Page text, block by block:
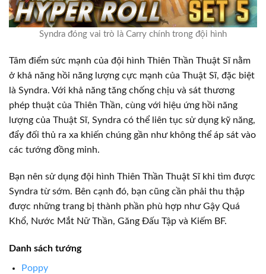
Syndra đóng vai trò là Carry chính trong đội hình
Tâm điểm sức mạnh của đội hình Thiên Thần Thuật Sĩ nằm
ở khả năng hồi năng lượng cực mạnh của Thuật Sĩ, đặc biệt
là Syndra. Với khả năng tăng chống chịu và sát thương
phép thuật của Thiên Thần, cùng với hiệu ứng hồi năng
lượng của Thuật Sĩ, Syndra có thể liên tục sử dụng kỹ năng,
đẩy đối thủ ra xa khiến chúng gần như không thể áp sát vào
các tướng đồng minh.
Bạn nên sử dụng đội hình Thiên Thần Thuật Sĩ khi tìm được
Syndra từ sớm. Bên cạnh đó, bạn cũng cần phải thu thập
được những trang bị thành phần phù hợp như Gậy Quá
Khổ, Nước Mắt Nữ Thần, Găng Đấu Tập và Kiếm BF.
Danh sách tướng
Poppy